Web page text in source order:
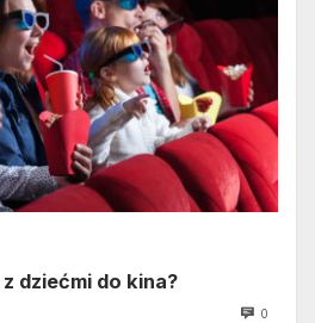
dziećmi do kina?
0